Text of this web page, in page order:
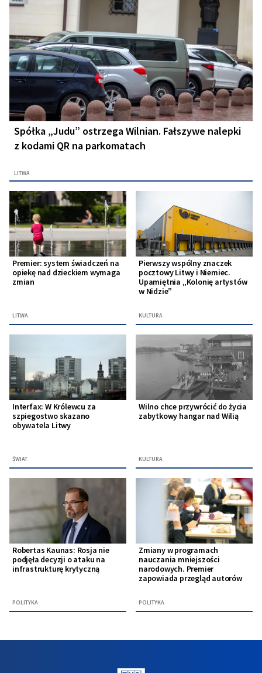
Spółka „Judu” ostrzega Wilnian. Fałszywe nalepki
z kodami QR na parkomatach
LITWA
Premier: system świadczeń na
opiekę nad dzieckiem wymaga
zmian
LITWA
Pierwszy wspólny znaczek
pocztowy Litwy i Niemiec.
Upamiętnia „Kolonię artystów
w Nidzie”
KULTURA
Interfax: W Królewcu za
szpiegostwo skazano
obywatela Litwy
ŚWIAT
Wilno chce przywrócić do życia
zabytkowy hangar nad Wilią
KULTURA
Robertas Kaunas: Rosja nie
podjęła decyzji o ataku na
infrastrukturę krytyczną
POLITYKA
Zmiany w programach
nauczania mniejszości
narodowych. Premier
zapowiada przegląd autorów
POLITYKA